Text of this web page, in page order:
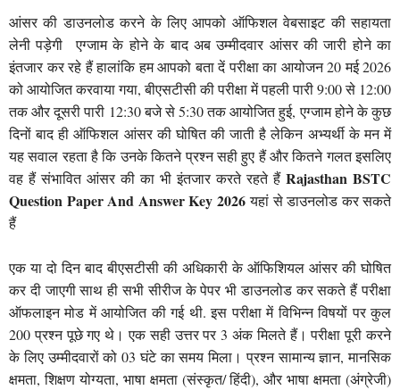
आंसर की डाउनलोड करने के लिए आपको ऑफिशल वेबसाइट की सहायता
लेनी पड़ेगी एग्जाम के होने के बाद अब उम्मीदवार आंसर की जारी होने का
इंतजार कर रहे हैं हालांकि हम आपको बता दें परीक्षा का आयोजन 20 मई 2026
को आयोजित करवाया गया, बीएसटीसी की परीक्षा में पहली पारी 9:00 से 12:00
तक और दूसरी पारी 12:30 बजे से 5:30 तक आयोजित हुई, एग्जाम होने के कुछ
दिनों बाद ही ऑफिशल आंसर की घोषित की जाती है लेकिन अभ्यर्थी के मन में
यह सवाल रहता है कि उनके कितने प्रश्न सही हुए हैं और कितने गलत इसलिए
वह हैं संभावित आंसर की का भी इंतजार करते रहते हैं Rajasthan BSTC
Question Paper And Answer Key 2026यहां से डाउनलोड कर सकते
हैं
एक या दो दिन बाद बीएसटीसी की अधिकारी के ऑफिशियल आंसर की घोषित
कर दी जाएगी साथ ही सभी सीरीज के पेपर भी डाउनलोड कर सकते हैं परीक्षा
ऑफलाइन मोड में आयोजित की गई थी. इस परीक्षा में विभिन्न विषयों पर कुल
200 प्रश्न पूछे गए थे। एक सही उत्तर पर 3 अंक मिलते हैं। परीक्षा पूरी करने
के लिए उम्मीदवारों को 03 घंटे का समय मिला। प्रश्न सामान्य ज्ञान, मानसिक
क्षमता, शिक्षण योग्यता, भाषा क्षमता (संस्कृत/ हिंदी), और भाषा क्षमता (अंग्रेजी)